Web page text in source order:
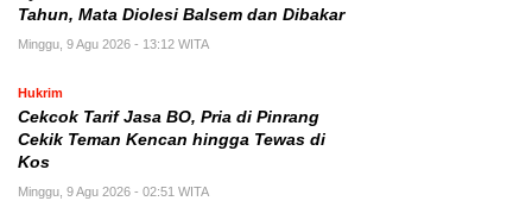
Tahun, Mata Diolesi Balsem dan Dibakar
Minggu, 9 Agu 2026 - 13:12 WITA
Hukrim
Cekcok Tarif Jasa BO, Pria di Pinrang
Cekik Teman Kencan hingga Tewas di
Kos
Minggu, 9 Agu 2026 - 02:51 WITA